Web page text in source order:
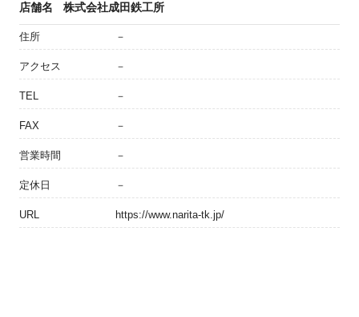
店舗名 株式会社成田鉄工所
住所 －
アクセス －
TEL －
FAX －
営業時間 －
定休日 －
URL https://www.narita-tk.jp/